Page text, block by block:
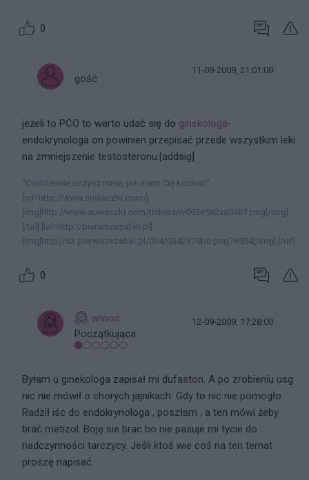
0
gość
11-09-2009, 21:01:00
jeżeli to PCO to warto udać się do ginekologa-
endokrynologa on powinien przepisać przede wszystkim leki
na zmniejszenie testosteronu.[addsig]
"Codziennie uczysz mnie, jak mam Cię kochać"
[url=http://www.suwaczki.com/]
[img]http://www.suwaczki.com/tickers/iv093e5e2xq36ii7.png[/img]
[/url] [url=http://pierwszezabki.pl]
[img]http://s2.pierwszezabki.pl/034/0342679b0.png?8594[/img] [/url]
0
wiwos
Początkująca
12-09-2009, 17:28:00
Byłam u ginekologa zapisał mi dufaston. A po zrobieniu usg
nic nie mówił o chorych jajnikach. Gdy to nic nie pomogło
Radził iśc do endokrynologa , poszłam , a ten mówi żeby
brać metizol. Boję sie brac bo nie pasuje mi tycie do
nadczynności tarczycy. Jeśli ktoś wie coś na ten temat
proszę napisać.